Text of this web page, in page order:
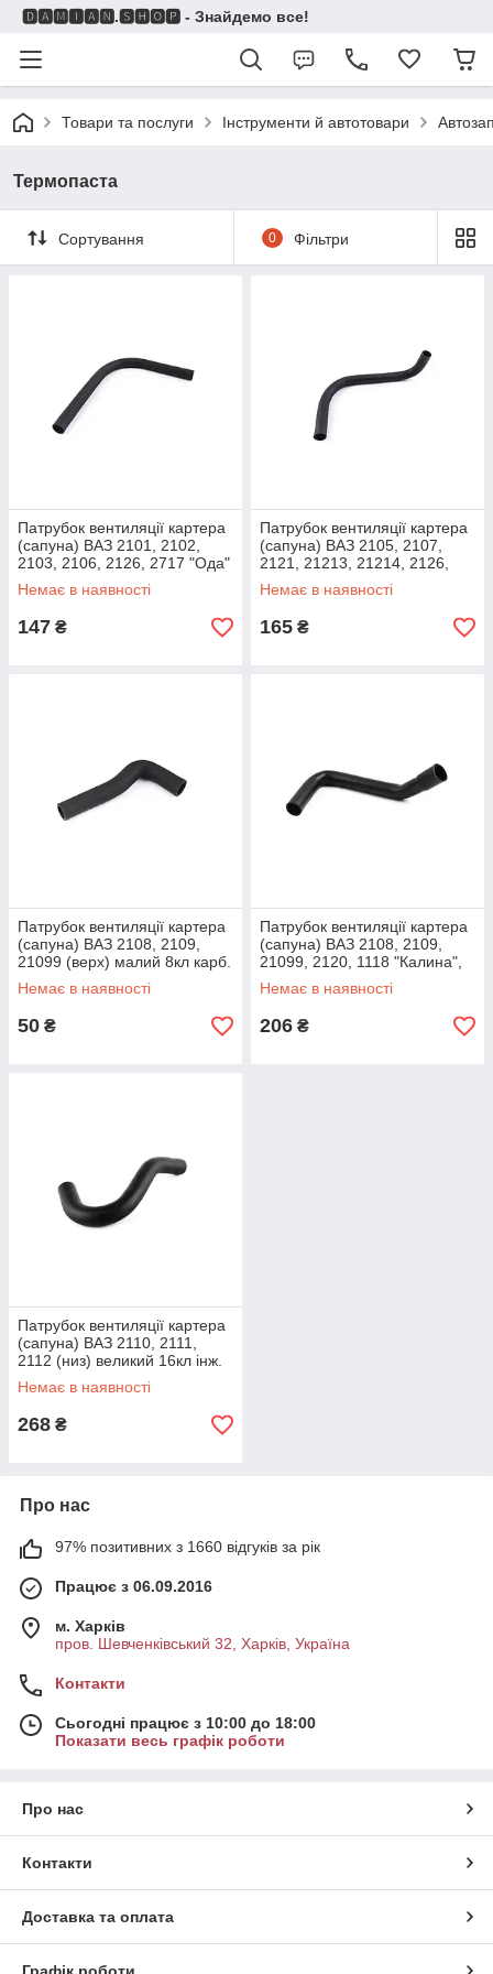
🅳🅰🅼🅸🅰🅽.🆂🅷🅾🅿 - Знайдемо все!
Товари та послуги Інструменти й автотовари
Термопаста
Сортування 0 Фільтри
Патрубок вентиляції картера
(сапуна) ВАЗ 2101, 2102,
2103, 2106, 2126, 2717 "Ода"
AURORA
Немає в наявності
147 ₴
Патрубок вентиляції картера
(сапуна) ВАЗ 2105, 2107,
2121, 21213, 21214, 2126,
2131 "Нива" AURORA
Немає в наявності
165 ₴
Патрубок вентиляції картера
(сапуна) ВАЗ 2108, 2109,
21099 (верх) малий 8кл карб.
AURORA
Немає в наявності
50 ₴
Патрубок вентиляції картера
(сапуна) ВАЗ 2108, 2109,
21099, 2120, 1118 "Калина",
1111 "Ока" (низ) 8кл AURORA
Немає в наявності
206 ₴
Патрубок вентиляції картера
(сапуна) ВАЗ 2110, 2111,
2112 (низ) великий 16кл інж.
AURORA
Немає в наявності
268 ₴
Про нас
97% позитивних з 1660 відгуків за рік
Працює з 06.09.2016
м. Харків
пров. Шевченківський 32, Харків, Україна
Контакти
Сьогодні працює з 10:00 до 18:00
Показати весь графік роботи
Про нас
Контакти
Доставка та оплата